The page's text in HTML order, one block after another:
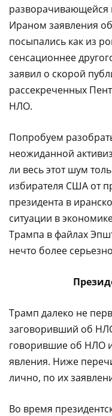
Ираном заявления
посыпались как из
сенсационнее
заявил о скорой
рассекреченных
НЛО.
Попробуем
неожиданной
ли весь этот шум
избирателя США от
президента в
ситуации в
Трампа в файлах
нечто более
Трамп далеко не
заговоривший об
говорившие об НЛО
явления. Ниже
лично, по их
Во время